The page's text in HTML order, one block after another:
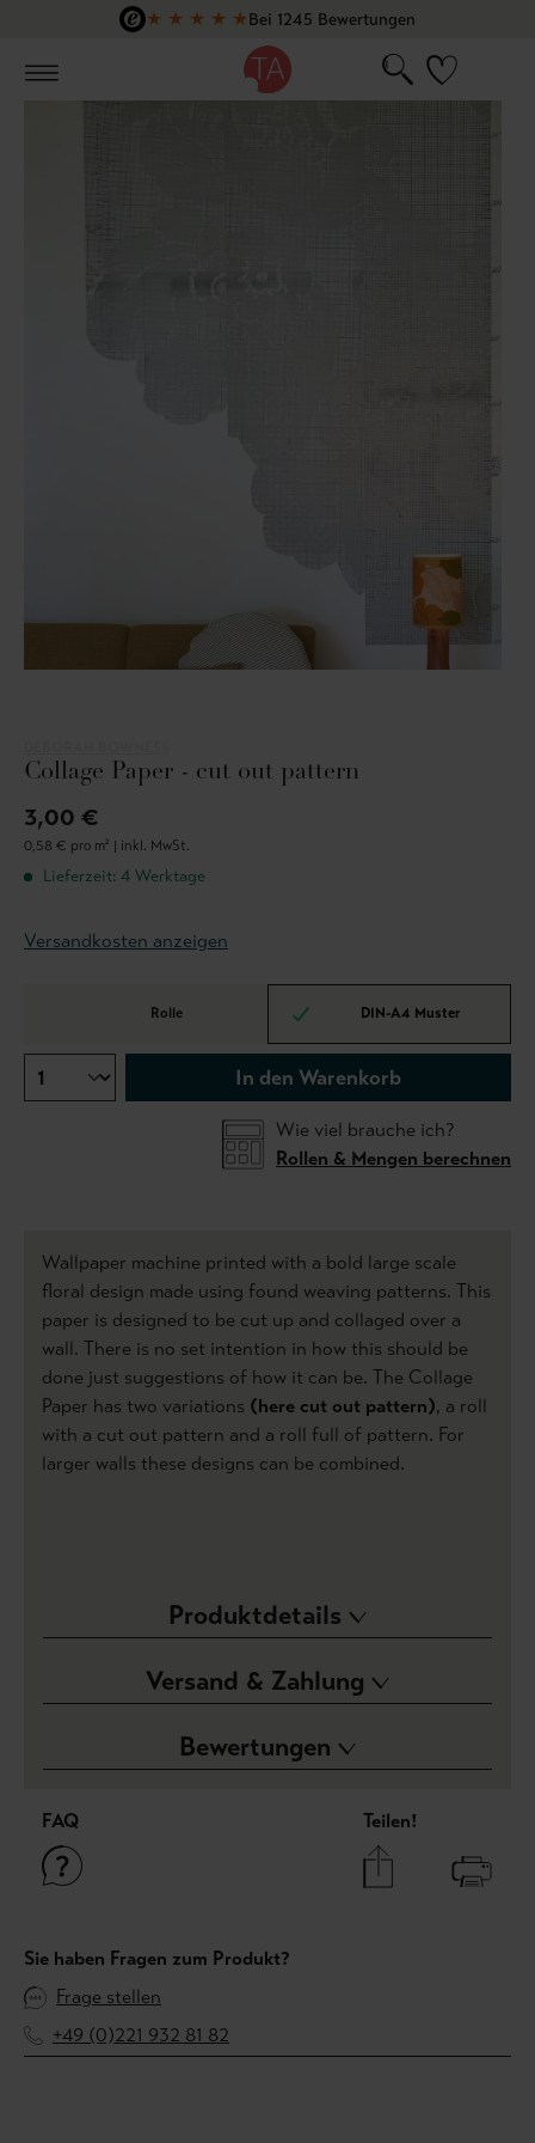
Zum Hauptinhalt springen
★ ★ ★ ★ ★Bei 1245 Bewertungen
Collage Paper - cut out pattern
3,00 €
0,58 € pro m² | inkl. MwSt.
Lieferzeit: 4 Werktage
Versandkosten anzeigen
Rolle DIN-A4 Muster
In den Warenkorb
Wie viel brauche ich?
Rollen & Mengen berechnen
Wallpaper machine printed with a bold large scale
floral design made using found weaving patterns. This
paper is designed to be cut up and collaged over a
wall. There is no set intention in how this should be
done just suggestions of how it can be. The Collage
Paper has two variations (here cut out pattern), a roll
with a cut out pattern and a roll full of pattern. For
larger walls these designs can be combined.
Produktdetails
Versand & Zahlung
Bewertungen
FAQ Teilen!
Sie haben Fragen zum Produkt?
Frage stellen
+49 (0)221 932 81 82